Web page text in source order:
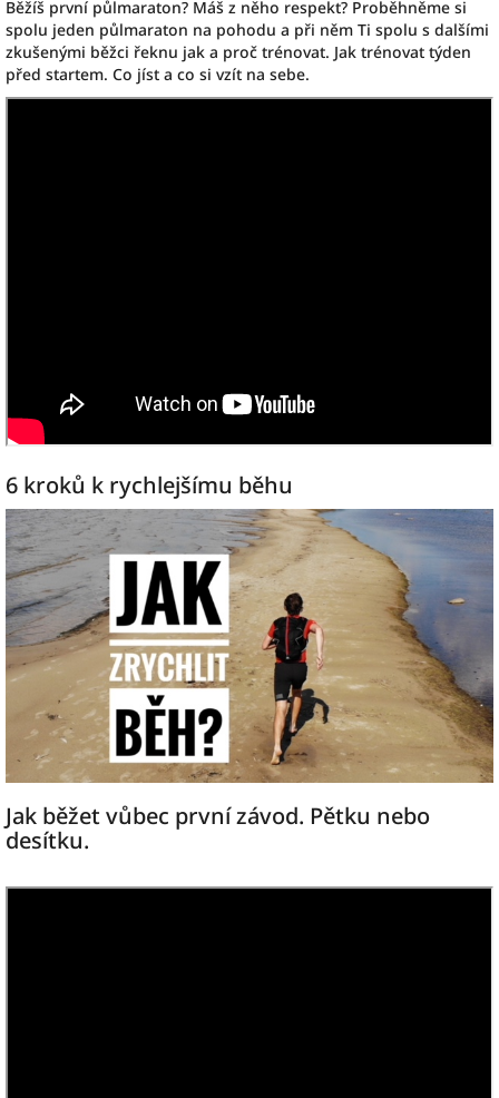
Běžíš první půlmaraton? Máš z něho respekt? Proběhněme si
spolu jeden půlmaraton na pohodu a při něm Ti spolu s dalšími
zkušenými běžci řeknu jak a proč trénovat. Jak trénovat týden
před startem. Co jíst a co si vzít na sebe.
6 kroků k rychlejšímu běhu
Jak běžet vůbec první závod. Pětku nebo
desítku.